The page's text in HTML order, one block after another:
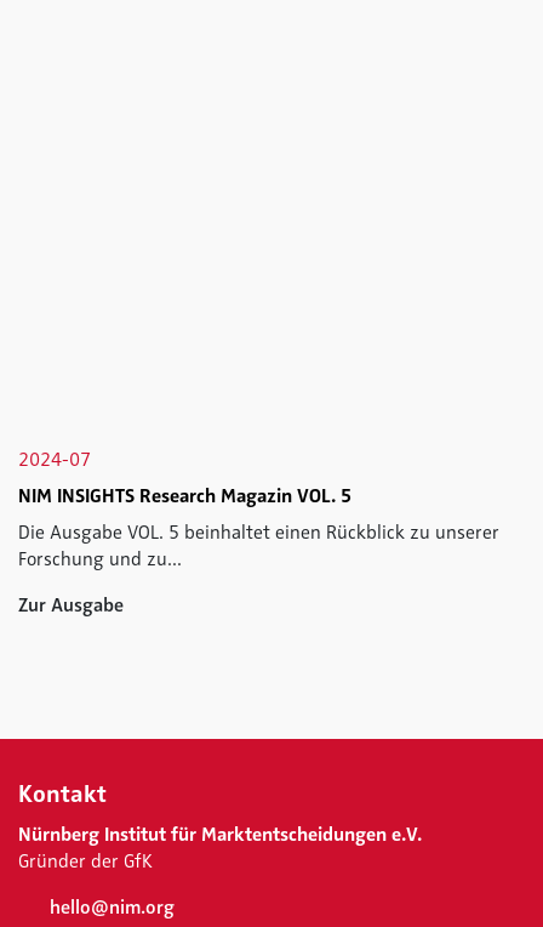
2024-07
NIM INSIGHTS Research Magazin VOL. 5
Die Ausgabe VOL. 5 beinhaltet einen Rückblick zu unserer
Forschung und zu...
Zur Ausgabe
Kontakt
Nürnberg Institut für Marktentscheidungen e.V.
Gründer der GfK
hello@nim.org